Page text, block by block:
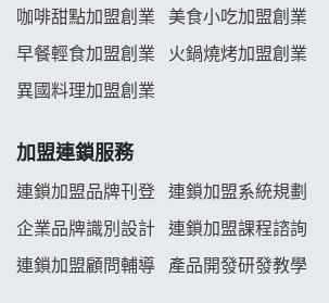
龍涎居好湯加盟說明會
舒油頭加盟說明會
義氣豐發雞加盟說明會
Mr.Wish加盟說明會
咖啡甜點加盟創業
美食小吃加盟創業
早餐輕食加盟創業
火鍋燒烤加盟創業
異國料理加盟創業
加盟連鎖服務
連鎖加盟品牌刊登 連鎖加盟系統規劃
企業品牌識別設計 連鎖加盟課程諮詢
連鎖加盟顧問輔導 產品開發研發教學